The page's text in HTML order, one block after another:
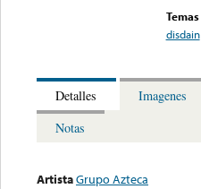
Temas
disdain
Detalles
Imagenes
Notas
ArtistaGrupo Azteca